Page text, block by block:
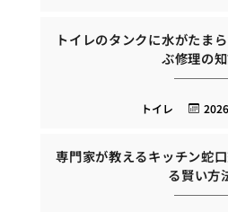
トイレのタンクに水がたま
ぶ修理の
トイレ
専門家が教えるキッチン蛇
る賢い方